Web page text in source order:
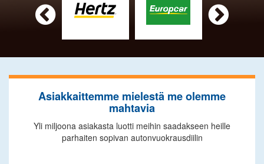
 
Asiakkaittemme mielestä me olemme
mahtavia
Yli miljoona asiakasta luotti meihin saadakseen heille
parhaiten sopivan autonvuokrausdiilin